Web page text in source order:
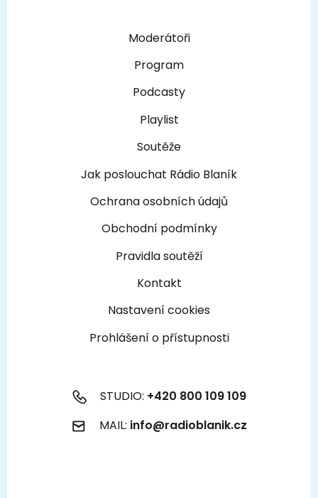
Moderátoři
Program
Podcasty
Playlist
Soutěže
Jak poslouchat Rádio Blaník
Ochrana osobních údajů
Obchodní podmínky
Pravidla soutěží
Kontakt
Nastavení cookies
Prohlášení o přístupnosti
STUDIO: +420 800 109 109
MAIL: info@radioblanik.cz